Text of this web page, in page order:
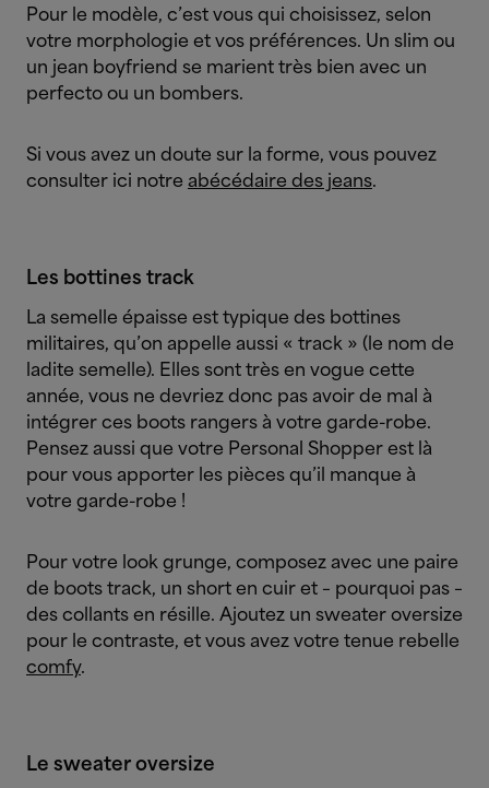
Pour le modèle, c’est vous qui choisissez, selon
votre morphologie et vos préférences. Un slim ou
un jean boyfriend se marient très bien avec un
perfecto ou un bombers.
Si vous avez un doute sur la forme, vous pouvez
consulter ici notre abécédaire des jeans.
Les bottines track
La semelle épaisse est typique des bottines
militaires, qu’on appelle aussi « track » (le nom de
ladite semelle). Elles sont très en vogue cette
année, vous ne devriez donc pas avoir de mal à
intégrer ces boots rangers à votre garde-robe.
Pensez aussi que votre Personal Shopper est là
pour vous apporter les pièces qu’il manque à
votre garde-robe !
Pour votre look grunge, composez avec une paire
de boots track, un short en cuir et – pourquoi pas –
des collants en résille. Ajoutez un sweater oversize
pour le contraste, et vous avez votre tenue rebelle
comfy.
Le sweater oversize